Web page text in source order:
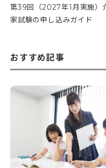
第39回（2027年1月実施）
家試験の申し込みガイド
おすすめ記事